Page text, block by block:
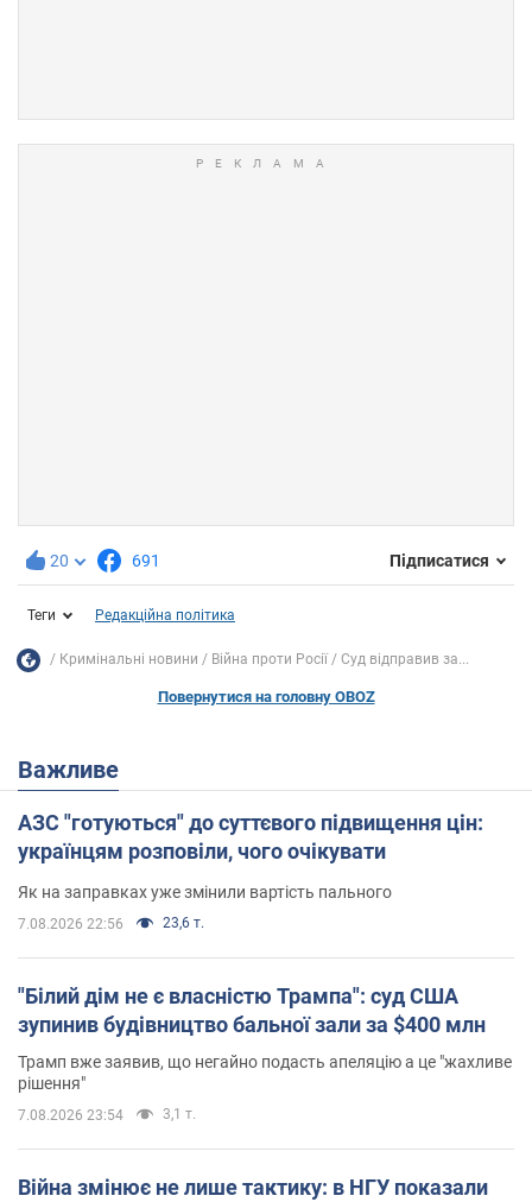
20 691 Підписатися
Теги Редакційна політика
Кримінальні новини Війна проти Росії Суд відправив за...
Повернутися на головну OBOZ
Важливе
АЗС "готуються" до суттєвого підвищення цін:
українцям розповіли, чого очікувати
Як на заправках уже змінили вартість пального
7.08.2026 22:56 23,6 т.
"Білий дім не є власністю Трампа": суд США
зупинив будівництво бальної зали за $400 млн
Трамп вже заявив, що негайно подасть апеляцію а це "жахливе
рішення"
7.08.2026 23:54 3,1 т.
Війна змінює не лише тактику: в НГУ показали